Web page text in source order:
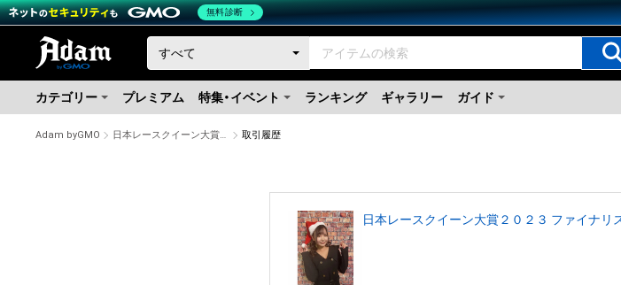
カテゴリー プレミアム 特集・イベント ランキング ギャラリー ガイド
Adam byGMO 日本レースクイーン大賞２０２３ ファイナリスト 小湊美月のサイン入り写真 #866/2000 取引履歴
日本レースクイーン大賞２０２３ ファイナ
無料診断